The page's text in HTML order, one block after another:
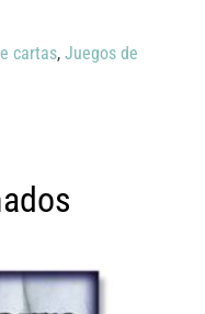
cartas, Juegos de